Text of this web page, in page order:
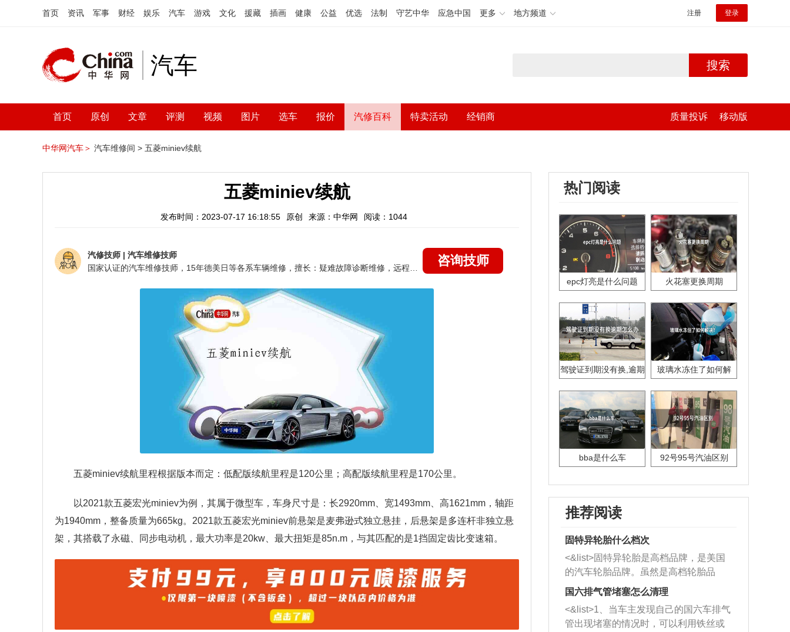
首页 资讯 军事 财经 娱乐 汽车 游戏 文化 援藏 插画 健康 公益 优选 法制 守艺中华 应急中国 更多 地方频道 注册 登录
汽车 搜索
首页 原创 文章 评测 视频 图片 选车 报价 汽修百科 特卖活动 经销商 质量投诉 移动版
中华网汽车＞ 汽车维修间 > 五菱miniev续航
五菱miniev续航
发布时间：2023-07-17 16:18:55 原创 来源：中华网 阅读：1044
汽修技师 | 汽车维修技师
咨询技师
五菱miniev续航里程根据版本而定：低配版续航里程是120公里；高配版续航里程是170公里。
以2021款五菱宏光miniev为例，其属于微型车，车身尺寸是：长2920mm、宽1493mm、高1621mm，轴距
为1940mm，整备质量为665kg。2021款五菱宏光miniev前悬架是麦弗逊式独立悬挂，后悬架是多连杆非独立悬
架，其搭载了永磁、同步电动机，最大功率是20kw、最大扭矩是85n.m，与其匹配的是1挡固定齿比变速箱。
热门阅读
epc灯亮是什么问题 火花塞更换周期
驾驶证到期没有换,逾期
玻璃水冻住了如何解
bba是什么车 92号95号汽油区别
推荐阅读
固特异轮胎什么档次
<&list>固特异轮胎是高档品牌，是美国
的汽车轮胎品牌。虽然是高档轮胎品
牌，但是中高低端的轮胎都有生产，这
也是为了更好的开拓市场。
国六排气管堵塞怎么清理
<&list>1、当车主发现自己的国六车排气
管出现堵塞的情况时，可以利用铁丝或